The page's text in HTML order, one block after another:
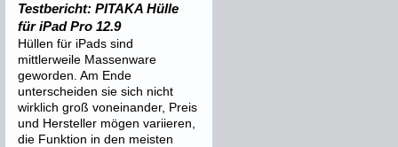
Testbericht: PITAKA Hülle
für iPad Pro 12.9
Hüllen für iPads sind
mittlerweile Massenware
geworden. Am Ende
unterscheiden sie sich nicht
wirklich groß voneinander, Preis
und Hersteller mögen variieren,
die Funktion in den meisten